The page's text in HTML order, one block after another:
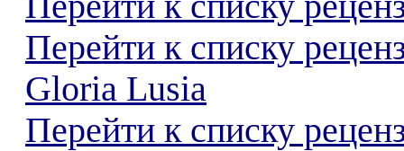
Перейти к списку
Gloria Lusia
Перейти к списку